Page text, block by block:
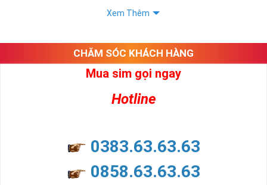
như sự sắp xếp của các con số trong sim.
Ý nghĩa sim tứ quý 2
nhiều thành công, thăng tiến hơn.
và tính hai mặt. Số 2 thúc giục chúng ta lựa chọn, dựa vào những
Xem Thêm
CHĂM SÓC KHÁCH HÀNG
Mua sim gọi ngay
Hotline
0383.63.63.63
0858.63.63.63